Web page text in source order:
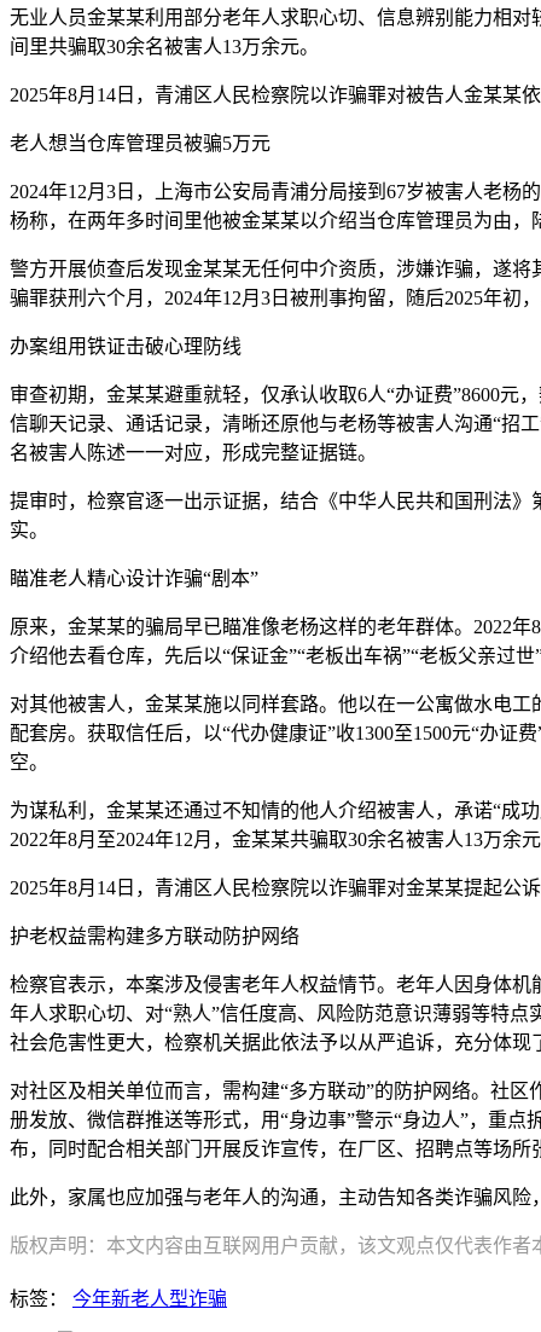
无业人员金某某利用部分老年人求职心切、信息辨别能力相
间里共骗取30余名被害人13万余元。
2025年8月14日，青浦区人民检察院以诈骗罪对被告人金某
老人想当仓库管理员被骗5万元
2024年12月3日，上海市公安局青浦分局接到67岁被害人老
杨称，在两年多时间里他被金某某以介绍当仓库管理员为由
警方开展侦查后发现金某某无任何中介资质，涉嫌诈骗，遂
骗罪获刑六个月，2024年12月3日被刑事拘留，随后2025年
办案组用铁证击破心理防线
审查初期，金某某避重就轻，仅承认收取6人“办证费”8600元
信聊天记录、通话记录，清晰还原他与老杨等被害人沟通“招
名被害人陈述一一对应，形成完整证据链。
提审时，检察官逐一出示证据，结合《中华人民共和国刑法
实。
瞄准老人精心设计诈骗“剧本”
原来，金某某的骗局早已瞄准像老杨这样的老年群体。2022
介绍他去看仓库，先后以“保证金”“老板出车祸”“老板父亲过世
对其他被害人，金某某施以同样套路。他以在一公寓做水电
配套房。获取信任后，以“代办健康证”收1300至1500元“办证
空。
为谋私利，金某某还通过不知情的他人介绍被害人，承诺“成
2022年8月至2024年12月，金某某共骗取30余名被害人13万余元
2025年8月14日，青浦区人民检察院以诈骗罪对金某某提起
护老权益需构建多方联动防护网络
检察官表示，本案涉及侵害老年人权益情节。老年人因身体
年人求职心切、对“熟人”信任度高、风险防范意识薄弱等特
社会危害性更大，检察机关据此依法予以从严追诉，充分体现
对社区及相关单位而言，需构建“多方联动”的防护网络。社
册发放、微信群推送等形式，用“身边事”警示“身边人”，重
布，同时配合相关部门开展反诈宣传，在厂区、招聘点等场所
此外，家属也应加强与老年人的沟通，主动告知各类诈骗风
版权声明：本文内容由互联网用户贡献，该文观点仅代表作
标签： 今年新老人型诈骗